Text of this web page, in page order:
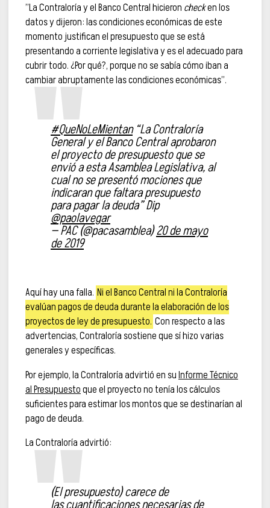
”La Contraloría y el Banco Central hicieron checken los
datos y dijeron: las condiciones económicas de este
momento justifican el presupuesto que se está
presentando a corriente legislativa y es el adecuado para
cubrir todo. ¿Por qué?, porque no se sabía cómo iban a
cambiar abruptamente las condiciones económicas”.
#QueNoLeMientan“La Contraloría
General y el Banco Central aprobaron
el proyecto de presupuesto que se
envió a esta Asamblea Legislativa, al
cual no se presentó mociones que
indicaran que faltara presupuesto
para pagar la deuda” Dip
@paolavegar
— PAC (@pacasamblea)20 de mayo
de 2019
Aquí hay una falla. Ni el Banco Central ni la Contraloría
evalúan pagos de deuda durante la elaboración de los
proyectos de ley de presupuesto. Con respecto a las
advertencias, Contraloría sostiene que sí hizo varias
generales y específicas.
Por ejemplo, la Contraloría advirtió en suInforme Técnico
al Presupuestoque el proyecto no tenía los cálculos
suficientes para estimar los montos que se destinarían al
pago de deuda.
La Contraloría advirtió:
(El presupuesto) carece de